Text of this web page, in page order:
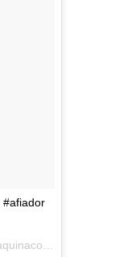
#afiador
Um vídeo publicado por Patty Martins (@aquinacozinha) em